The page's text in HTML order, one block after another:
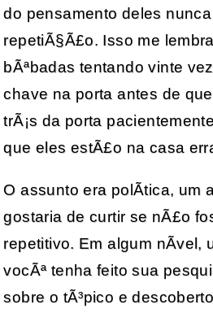
do pensamento deles
repetiÃ§Ã£o. Isso me
bÃªbadas tentando vinte
chave na porta antes de
trÃ¡s da porta
que eles estÃ£o na casa
O assunto era polÃ­tica, um
gostaria de curtir se nÃ£o
repetitivo. Em algum nÃ­vel,
vocÃª tenha feito sua
sobre o tÃ³pico e